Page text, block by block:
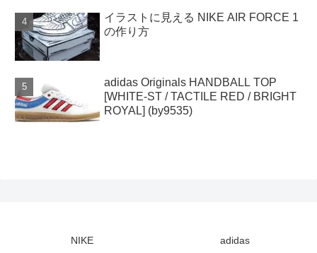
イラストに見える NIKE AIR FORCE 1
の作り方
adidas Originals HANDBALL TOP
[WHITE-ST / TACTILE RED / BRIGHT
ROYAL] (by9535)
NIKE adidas